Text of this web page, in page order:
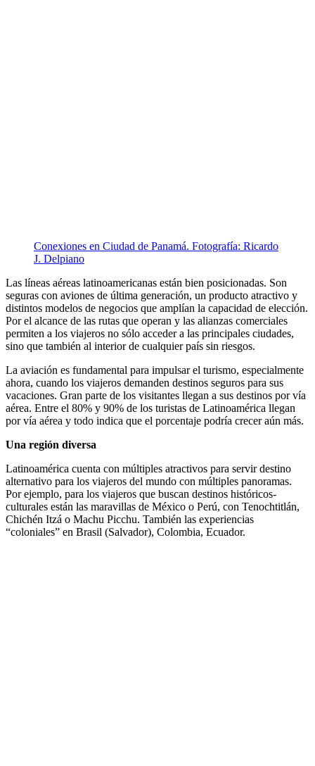
Conexiones en Ciudad de Panamá. Fotografía: Ricardo
J. Delpiano
Las líneas aéreas latinoamericanas están bien posicionadas. Son
seguras con aviones de última generación, un producto atractivo y
distintos modelos de negocios que amplían la capacidad de elección.
Por el alcance de las rutas que operan y las alianzas comerciales
permiten a los viajeros no sólo acceder a las principales ciudades,
sino que también al interior de cualquier país sin riesgos.
La aviación es fundamental para impulsar el turismo, especialmente
ahora, cuando los viajeros demanden destinos seguros para sus
vacaciones. Gran parte de los visitantes llegan a sus destinos por vía
aérea. Entre el 80% y 90% de los turistas de Latinoamérica llegan
por vía aérea y todo indica que el porcentaje podría crecer aún más.
Una región diversa
Latinoamérica cuenta con múltiples atractivos para servir destino
alternativo para los viajeros del mundo con múltiples panoramas.
Por ejemplo, para los viajeros que buscan destinos históricos-
culturales están las maravillas de México o Perú, con Tenochtitlán,
Chichén Itzá o Machu Picchu. También las experiencias
“coloniales” en Brasil (Salvador), Colombia, Ecuador.